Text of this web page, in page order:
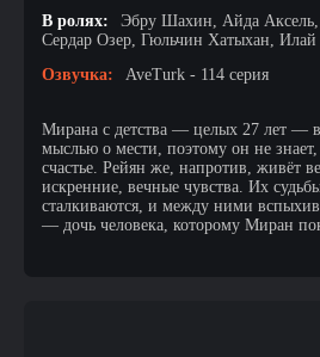
В ролях:
Эбру Шахин, Айда
Сердар Озер, Гюльчин Хатыхан,
Озвучка:
AveTurk - 114 серия
Мирана с детства — целых 27 лет —
мыслью о мести, поэтому он не знает,
счастье. Рейян же, напротив, живёт
искренние, вечные чувства. Их
сталкиваются, и между ними
— дочь человека, которому Миран